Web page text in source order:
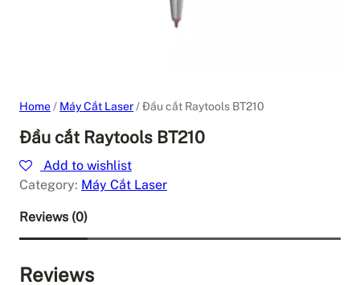
Home / Máy Cắt Laser / Đầu cắt Raytools BT210
Đầu cắt Raytools BT210
Add to wishlist
Category: Máy Cắt Laser
Reviews (0)
Reviews